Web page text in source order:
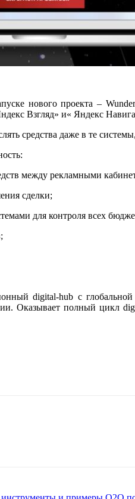
нового проекта –
Взгляд» и« Яндекс
средства даже в те
между рекламными
сделки;
для контроля всех
digital-hub с глобальной
Оказывает полный цикл